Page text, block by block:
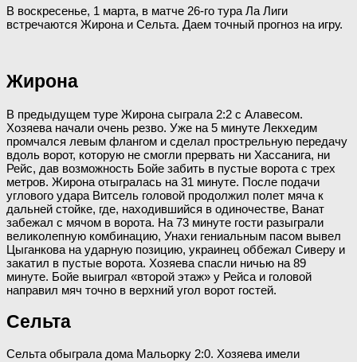
В воскресенье, 1 марта, в матче 26-го тура Ла Лиги
встречаются Жирона и Сельта. Даем точный прогноз на игру.
Жирона
В предыдущем туре Жирона сыграла 2:2 с Алавесом.
Хозяева начали очень резво. Уже на 5 минуте Лекхедим
промчался левым флангом и сделал прострельную передачу
вдоль ворот, которую не смогли прервать ни Хассанига, ни
Рейс, дав возможность Бойе забить в пустые ворота с трех
метров. Жирона отыгралась на 31 минуте. После подачи
углового удара Витсель головой продолжил полет мяча к
дальней стойке, где, находившийся в одиночестве, Ванат
забежал с мячом в ворота. На 73 минуте гости разыграли
великолепную комбинацию, Унахи гениальным пасом вывел
Цыганкова на ударную позицию, украинец оббежал Сиверу и
закатил в пустые ворота. Хозяева спасли ничью на 89
минуте. Бойе выиграл «второй этаж» у Рейса и головой
направил мяч точно в верхний угол ворот гостей.
Сельта
Сельта обыграла дома Мальорку 2:0. Хозяева имели